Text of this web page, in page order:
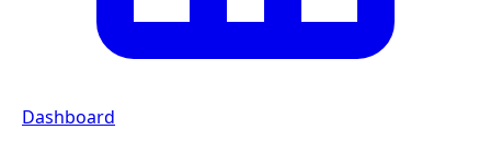
Dashboard